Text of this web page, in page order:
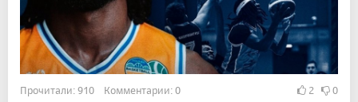
Прочитали: 910 Комментарии: 0 2 0